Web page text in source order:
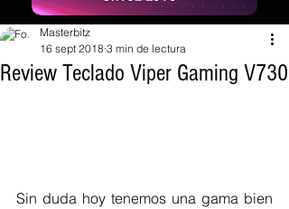
Review Teclado Viper Gaming V730
Masterbitz
16 sept 2018 3 min de lectura
Sin duda hoy tenemos una gama bien